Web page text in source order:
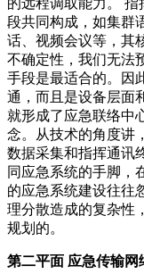
的远程调取能力。
段共同构成，如集群
话、视频会议等，其
不确定性，我们无法
手段是最适合的。因
通，而且是设备层面
就形成了应急联络中
念。从技术的角度讲
数据采集和指挥通讯
同应急系统的手脚，
的应急系统建设往往
理分散造成的复杂性
规划的。
第二平面 应急传输网